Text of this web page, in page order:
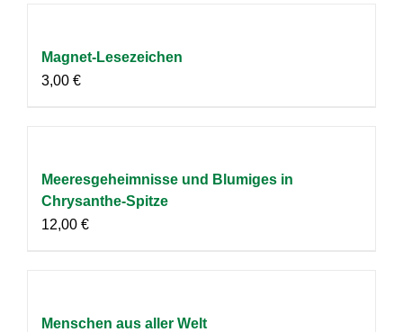
Magnet-Lesezeichen
3,00 €
Meeresgeheimnisse und Blumiges in
Chrysanthe-Spitze
12,00 €
Menschen aus aller Welt